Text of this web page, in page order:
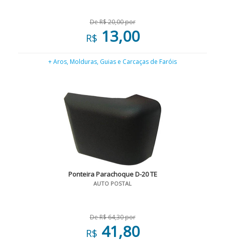
De R$ 20,00 por
R$ 13,00
+ Aros, Molduras, Guias e Carcaças de Faróis
Ponteira Parachoque D-20 TE
AUTO POSTAL
De R$ 64,30 por
R$ 41,80